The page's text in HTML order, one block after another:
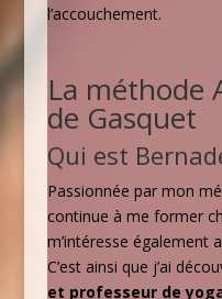
l’accouchement.
La méthode
de Gasquet
Qui est
Passionnée par mon
continue à me former
m’intéresse également
C’est ainsi que j’ai
et professeur de